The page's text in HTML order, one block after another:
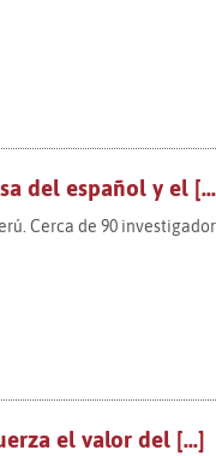
del español y el
Cerca de 90
el valor del [...]